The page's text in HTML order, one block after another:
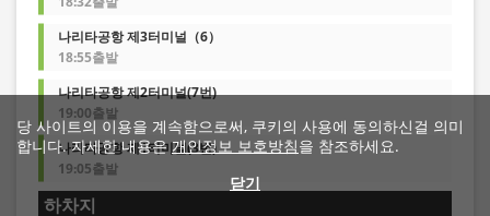
나리타공항 제3터미널（6）
18:55출발
나리타공항 제2터미널(7번)
19:00출발
나리타공항 제1터미널(3번)
19:05출발
하차지
당 사이트의 이용을 계속함으로써, 쿠키의 사용에 동의하신걸 의미
합니다. 자세한 내용은개인정보 보호방침을 참조하세요.
닫기